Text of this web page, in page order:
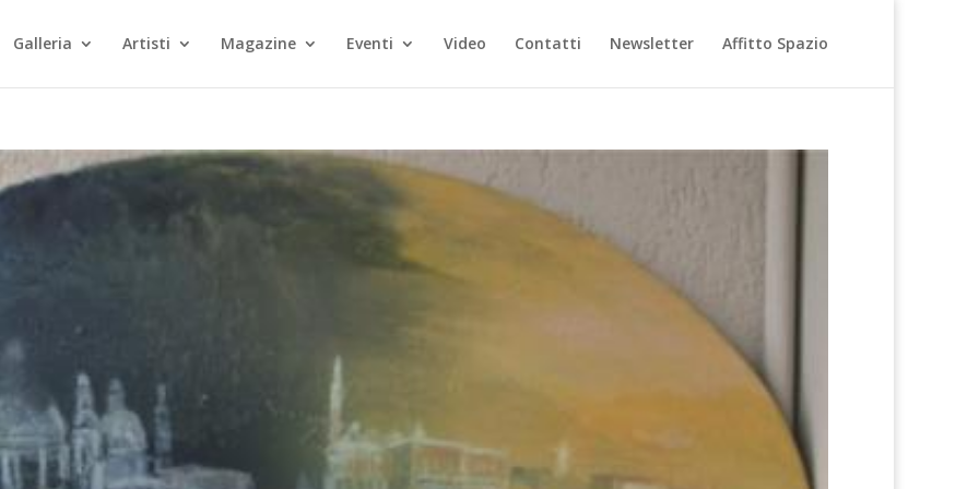
Galleria Artisti Magazine Eventi Video Contatti Newsletter Affitto Spazio